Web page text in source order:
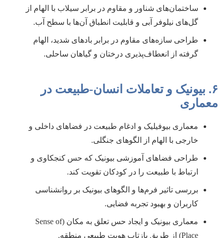
ساختمان‌های شناور و مقاوم در برابر سیلاب با الهام از
گل‌های نیلوفر آبی و قابلیت انطباق آن‌ها با سطح آب.
طراحی سازه‌های مقاوم در برابر بادهای شدید، الهام
گرفته از انعطاف‌پذیری درختان و گیاهان ساحلی.
۶. بیونیک و تعاملات انسان-طبیعت در
معماری
معماری بیوفیلیک و ادغام طبیعت در فضاهای داخلی و
خارجی با الهام از الگوهای جنگلی.
طراحی فضاهای آموزشی بیونیک که حس کنجکاوی و
ارتباط با طبیعت را در کودکان تقویت کند.
بررسی تاثیر فرم‌ها و الگوهای بیونیک بر روانشناسی
کاربران و بهبود تجربه فضایی.
معماری بیونیک و ایجاد حس تعلق به مکان (Sense of
Place) از طریق بازتاب هویت طبیعی منطقه.